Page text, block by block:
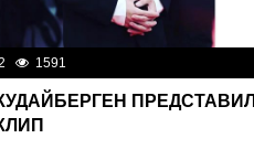
1591
ПРЕДСТАВИЛ